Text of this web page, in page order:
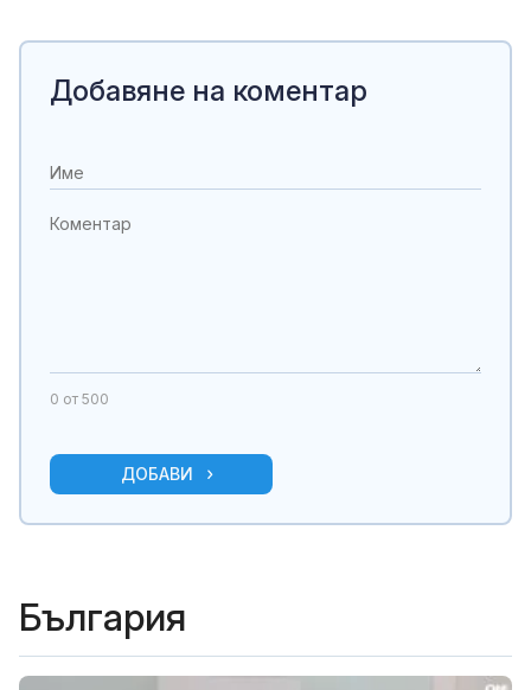
Добавяне на коментар
0 от 500
ДОБАВИ
България